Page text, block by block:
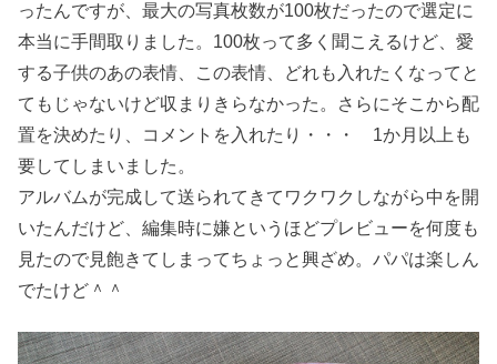
ったんですが、最大の写真枚数が100枚だったので選定に
本当に手間取りました。100枚って多く聞こえるけど、愛
する子供のあの表情、この表情、どれも入れたくなってと
てもじゃないけど収まりきらなかった。さらにそこから配
置を決めたり、コメントを入れたり・・・ 1か月以上も
要してしまいました。
アルバムが完成して送られてきてワクワクしながら中を開
いたんだけど、編集時に嫌というほどプレビューを何度も
見たので見飽きてしまってちょっと興ざめ。パパは楽しん
でたけど＾＾